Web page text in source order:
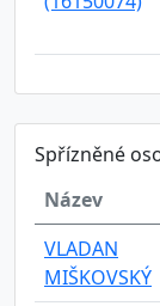
Spřízněné
Název
VLADAN
MIŠKOVSKÝ